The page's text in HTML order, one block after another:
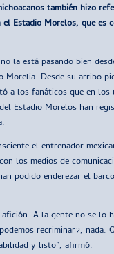
también hizo
Estadio Morelos, que es
la está pasando bien
Desde su arribo
a los fanáticos que en
Estadio Morelos han
el entrenador
los medios de
podido enderezar el
A la gente no se lo
recriminar?, nada.
y listo”, afirmó.